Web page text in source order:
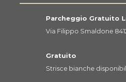
Parcheggio Gratuito
Via Filippo Smaldone
Gratuito
Strisce bianche